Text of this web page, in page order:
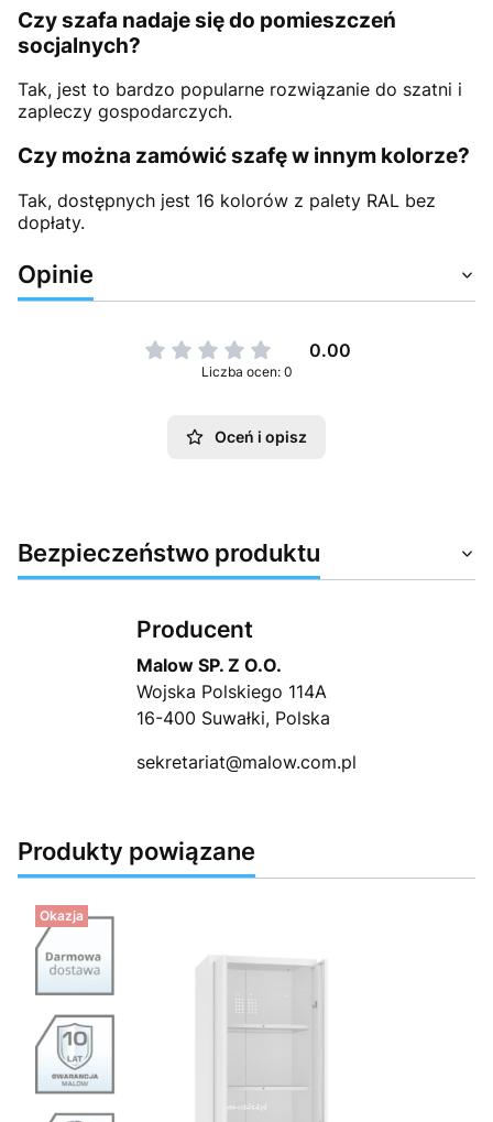
Czy szafa nadaje się do pomieszczeń
socjalnych?
Tak, jest to bardzo popularne rozwiązanie do szatni i
zapleczy gospodarczych.
Czy można zamówić szafę w innym kolorze?
Tak, dostępnych jest 16 kolorów z palety RAL bez
dopłaty.
Opinie
0.00
Liczba ocen: 0
Oceń i opisz
Bezpieczeństwo produktu
Producent
Malow SP. Z O.O.
Wojska Polskiego 114A
16-400 Suwałki, Polska
sekretariat@malow.com.pl
Produkty powiązane
Okazja